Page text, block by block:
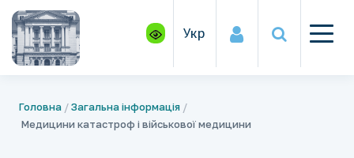
Укр
Головна
Загальна інформація
Медицини катастроф і військової медицини